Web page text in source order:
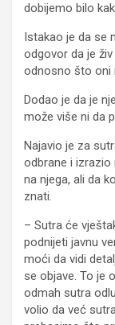
dobijemo bilo
Istakao je da se
odgovor da je
odnosno što oni
Dodao je da je
može više ni da
Najavio je za
odbrane i
na njega, ali da
znati.
– Sutra će
podnijeti javnu
moći da vidi
se objave. To je
odmah sutra
volio da već